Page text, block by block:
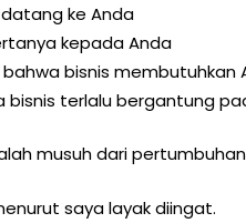
ke Anda
kepada Anda
bisnis membutuhkan
bisnis terlalu bergantung
musuh dari
saya layak diingat.